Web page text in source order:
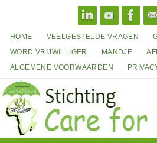
inhoudHOME VEELGESTELDE VRAGEN
WORD VRIJWILLIGER
MANDJE
ALGEMENE VOORWAARDEN